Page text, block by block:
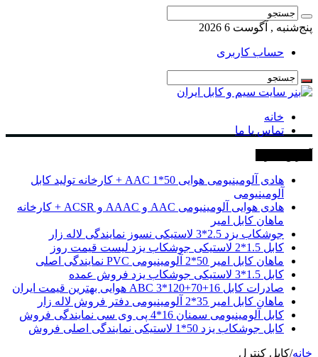
پنج‌شنبه , آگوست 6 2026
حساب کاربری
خانه
تماس با ما
هادی آلومینیومی هوایی 50*1 AAC + کارخانه تولید کابل
آلومینیومی
هادی هوایی آلومینیومی AAC و AAAC و ACSR + کارخانه
ماهان کابل امیر
جوشکاب یزد 2.5*3 لاستیکی نسوز نمایندگی لاله زار
کابل 1.5*2 لاستیکی جوشکاب یزد لیست قیمت روز
ماهان کابل امیر 50*2 آلومینیومی PVC نمایندگی اصلی
کابل 1.5*3 لاستیکی جوشکاب یزد فروش عمده
صادرات کابل 16+70+120*3 ABC هوایی بهترین قیمت ایران
ماهان کابل امیر 35*2 آلومینیومی دفتر فروش لاله زار
کابل آلومینیومی سمنان 16*4 پی وی سی نمایندگی فروش
کابل جوشکاب یزد 50*1 لاستیکی نمایندگی اصلی فروش
خانه/کابل کنترل